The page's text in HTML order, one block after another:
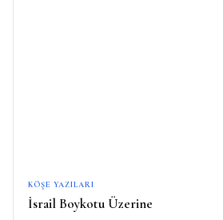
KÖŞE YAZILARI
İsrail Boykotu Üzerine